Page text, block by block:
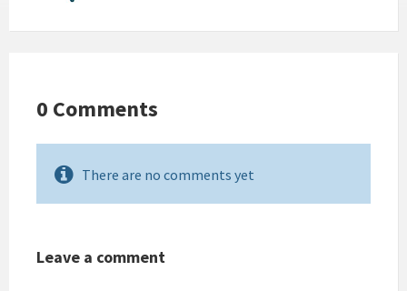
0 Comments
There are no comments yet
Leave a comment